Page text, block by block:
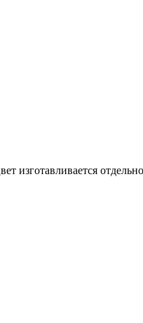
изготавливается